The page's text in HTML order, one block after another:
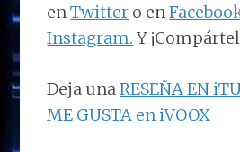
enTwitter o en
Instagram. Y
Deja unaRESEÑA EN
ME GUSTA en iVOOX